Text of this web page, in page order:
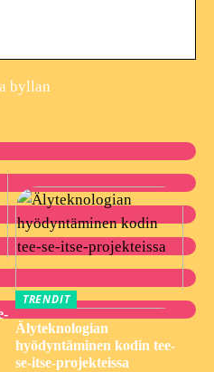
byllan
TRENDIT
Älyteknologian
hyödyntäminen kodin tee-
se-itse-projekteissa